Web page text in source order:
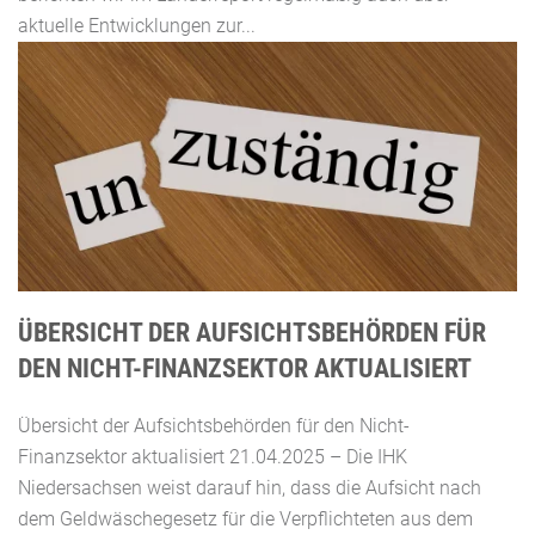
aktuelle Entwicklungen zur...
ÜBERSICHT DER AUFSICHTSBEHÖRDEN FÜR
DEN NICHT-FINANZSEKTOR AKTUALISIERT
Übersicht der Aufsichtsbehörden für den Nicht-
Finanzsektor aktualisiert 21.04.2025 – Die IHK
Niedersachsen weist darauf hin, dass die Aufsicht nach
dem Geldwäschegesetz für die Verpflichteten aus dem